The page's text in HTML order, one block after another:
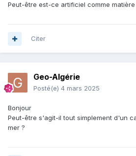
Peut-être est-ce artificiel comme matière
Citer
Geo-Algérie
Posté(e) 4 mars 2025
Bonjour
Peut-être s'agit-il tout simplement d'un
mer ?